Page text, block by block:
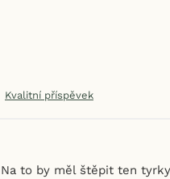
Kvalitní příspěvek
Na to by měl štěpit ten